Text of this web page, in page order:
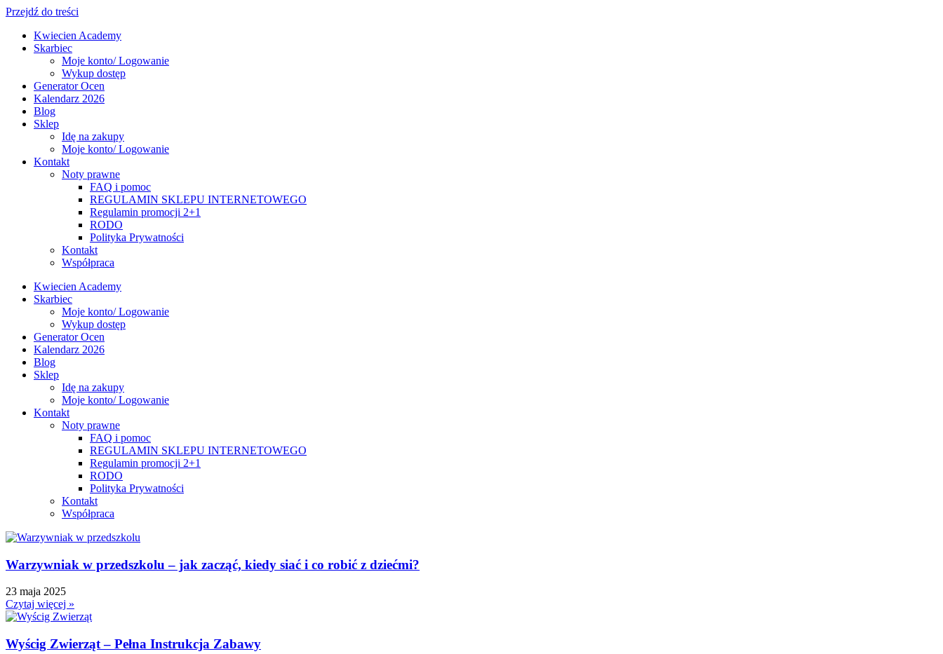
Przejdź do treści
Kwiecien Academy
Skarbiec
Moje konto/ Logowanie
Wykup dostęp
Generator Ocen
Kalendarz 2026
Blog
Sklep
Idę na zakupy
Moje konto/ Logowanie
Kontakt
Noty prawne
FAQ i pomoc
REGULAMIN SKLEPU INTERNETOWEGO
Regulamin promocji 2+1
RODO
Polityka Prywatności
Kontakt
Współpraca
Kwiecien Academy
Skarbiec
Moje konto/ Logowanie
Wykup dostęp
Generator Ocen
Kalendarz 2026
Blog
Sklep
Idę na zakupy
Moje konto/ Logowanie
Kontakt
Noty prawne
FAQ i pomoc
REGULAMIN SKLEPU INTERNETOWEGO
Regulamin promocji 2+1
RODO
Polityka Prywatności
Kontakt
Współpraca
Warzywniak w przedszkolu – jak zacząć, kiedy siać i co robić z dziećmi?
23 maja 2025
Czytaj więcej »
Wyścig Zwierząt – Pełna Instrukcja Zabawy